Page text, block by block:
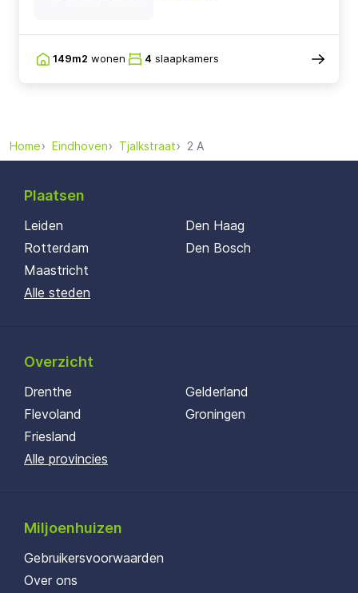
149m2 wonen 4 slaapkamers
Home Eindhoven Tjalkstraat 2 A
Plaatsen
Leiden
Rotterdam
Maastricht
Den Haag
Den Bosch
Alle steden
Overzicht
Drenthe
Flevoland
Friesland
Gelderland
Groningen
Alle provincies
Miljoenhuizen
Gebruikersvoorwaarden
Over ons